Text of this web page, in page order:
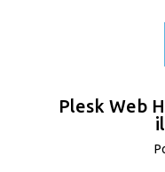
Plesk Web